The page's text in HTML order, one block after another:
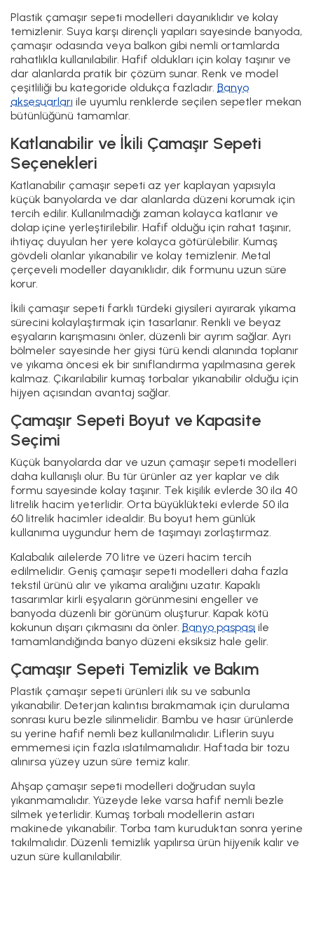
Plastik çamaşır sepeti modelleri dayanıklıdır ve kolay
temizlenir. Suya karşı dirençli yapıları sayesinde banyoda,
çamaşır odasında veya balkon gibi nemli ortamlarda
rahatlıkla kullanılabilir. Hafif oldukları için kolay taşınır ve
dar alanlarda pratik bir çözüm sunar. Renk ve model
çeşitliliği bu kategoride oldukça fazladır. Banyo
aksesuarları ile uyumlu renklerde seçilen sepetler mekan
bütünlüğünü tamamlar.
Katlanabilir ve İkili Çamaşır Sepeti
Seçenekleri
Katlanabilir çamaşır sepeti az yer kaplayan yapısıyla
küçük banyolarda ve dar alanlarda düzeni korumak için
tercih edilir. Kullanılmadığı zaman kolayca katlanır ve
dolap içine yerleştirilebilir. Hafif olduğu için rahat taşınır,
ihtiyaç duyulan her yere kolayca götürülebilir. Kumaş
gövdeli olanlar yıkanabilir ve kolay temizlenir. Metal
çerçeveli modeller dayanıklıdır, dik formunu uzun süre
korur.
İkili çamaşır sepeti farklı türdeki giysileri ayırarak yıkama
sürecini kolaylaştırmak için tasarlanır. Renkli ve beyaz
eşyaların karışmasını önler, düzenli bir ayrım sağlar. Ayrı
bölmeler sayesinde her giysi türü kendi alanında toplanır
ve yıkama öncesi ek bir sınıflandırma yapılmasına gerek
kalmaz. Çıkarılabilir kumaş torbalar yıkanabilir olduğu için
hijyen açısından avantaj sağlar.
Çamaşır Sepeti Boyut ve Kapasite
Seçimi
Küçük banyolarda dar ve uzun çamaşır sepeti modelleri
daha kullanışlı olur. Bu tür ürünler az yer kaplar ve dik
formu sayesinde kolay taşınır. Tek kişilik evlerde 30 ila 40
litrelik hacim yeterlidir. Orta büyüklükteki evlerde 50 ila
60 litrelik hacimler idealdir. Bu boyut hem günlük
kullanıma uygundur hem de taşımayı zorlaştırmaz.
Kalabalık ailelerde 70 litre ve üzeri hacim tercih
edilmelidir. Geniş çamaşır sepeti modelleri daha fazla
tekstil ürünü alır ve yıkama aralığını uzatır. Kapaklı
tasarımlar kirli eşyaların görünmesini engeller ve
banyoda düzenli bir görünüm oluşturur. Kapak kötü
kokunun dışarı çıkmasını da önler. Banyo paspası ile
tamamlandığında banyo düzeni eksiksiz hale gelir.
Çamaşır Sepeti Temizlik ve Bakım
Plastik çamaşır sepeti ürünleri ılık su ve sabunla
yıkanabilir. Deterjan kalıntısı bırakmamak için durulama
sonrası kuru bezle silinmelidir. Bambu ve hasır ürünlerde
su yerine hafif nemli bez kullanılmalıdır. Liflerin suyu
emmemesi için fazla ıslatılmamalıdır. Haftada bir tozu
alınırsa yüzey uzun süre temiz kalır.
Ahşap çamaşır sepeti modelleri doğrudan suyla
yıkanmamalıdır. Yüzeyde leke varsa hafif nemli bezle
silmek yeterlidir. Kumaş torbalı modellerin astarı
makinede yıkanabilir. Torba tam kuruduktan sonra yerine
takılmalıdır. Düzenli temizlik yapılırsa ürün hijyenik kalır ve
uzun süre kullanılabilir.